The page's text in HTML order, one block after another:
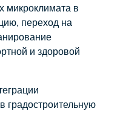
микроклимата в
переход на
и здоровой
градостроительную